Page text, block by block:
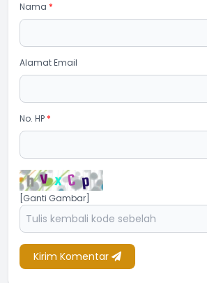
Nama *
Alamat Email
No. HP *
[Ganti Gambar]
Kirim Komentar